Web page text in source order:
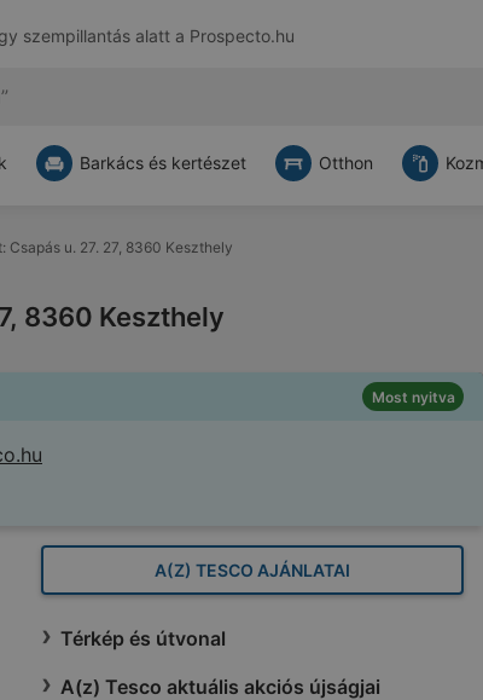
szempillantás alatt a Prospecto.hu
Barkács és kertészet Otthon
Csapás u. 27. 27, 8360 Keszthely
8360 Keszthely
Most nyitva
A(Z) TESCO AJÁNLATAI
Térkép és útvonal
A(z) Tesco aktuális akciós újságjai